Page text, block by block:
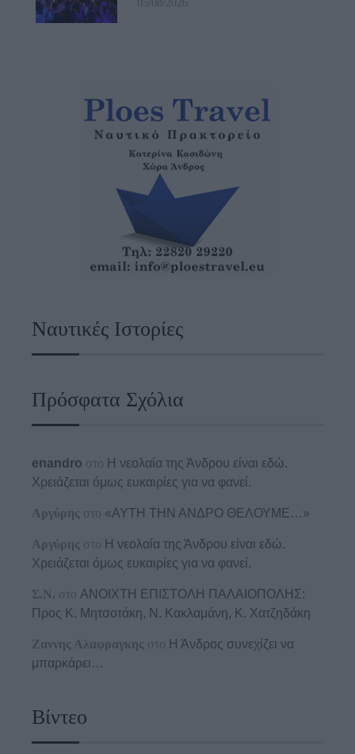
05/08/2026
Ναυτικές Ιστορίες
Πρόσφατα Σχόλια
enandro στο Η νεολαία της Άνδρου είναι εδώ.
Χρειάζεται όμως ευκαιρίες για να φανεί.
Αργύρης στο «ΑΥΤΗ ΤΗΝ ΑΝΔΡΟ ΘΕΛΟΥΜΕ…»
Αργύρης στο Η νεολαία της Άνδρου είναι εδώ.
Χρειάζεται όμως ευκαιρίες για να φανεί.
Σ.Ν. στο ΑΝΟΙΧΤΗ ΕΠΙΣΤΟΛΗ ΠΑΛΑΙΟΠΟΛΗΣ:
Προς K. Μητσοτάκη, N. Κακλαμάνη, K. Χατζηδάκη
Ζαννης Αλαφραγκης στο Η Άνδρος συνεχίζει να
μπαρκάρει…
Βίντεο